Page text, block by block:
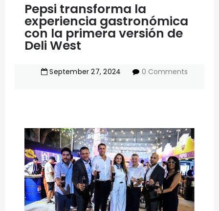
Pepsi transforma la
experiencia gastronómica
con la primera versión de
Deli West
September 27,2024 0 Comments